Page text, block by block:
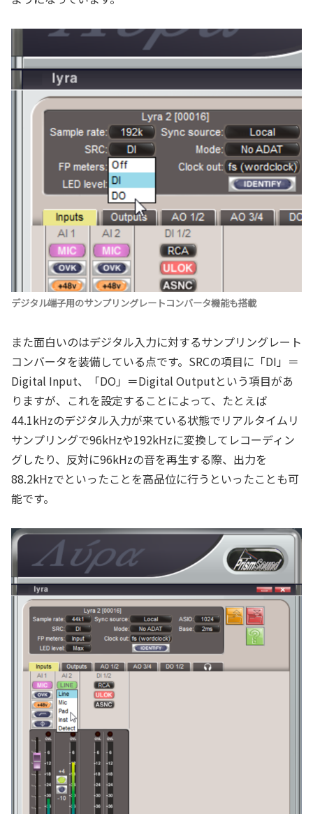
デジタル端子用のサンプリングレートコンバータ機能も搭載
また面白いのはデジタル入力に対するサンプリングレート
コンバータを装備している点です。SRCの項目に「DI」＝
Digital Input、「DO」＝Digital Outputという項目があ
りますが、これを設定することによって、たとえば
44.1kHzのデジタル入力が来ている状態でリアルタイムリ
サンプリングで96kHzや192kHzに変換してレコーディン
グしたり、反対に96kHzの音を再生する際、出力を
88.2kHzでといったことを高品位に行うといったことも可
能です。